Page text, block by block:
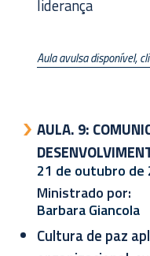
liderança
Aula avulsa disponível,
AULA. 9:
21 de outubro de
Ministrado por:
Barbara Giancola
Cultura de paz